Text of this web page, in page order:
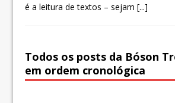
é a leitura de textos – sejam[...]
Todos os posts da Bóson
em ordem cronológica